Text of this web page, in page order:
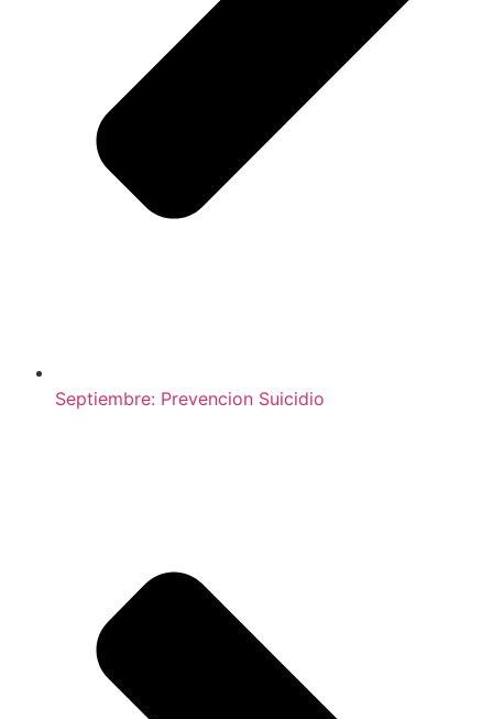
Septiembre: Prevencion Suicidio